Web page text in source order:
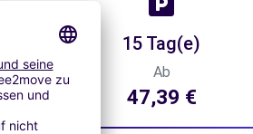
15 Tag(e)
Ab
47,39 €